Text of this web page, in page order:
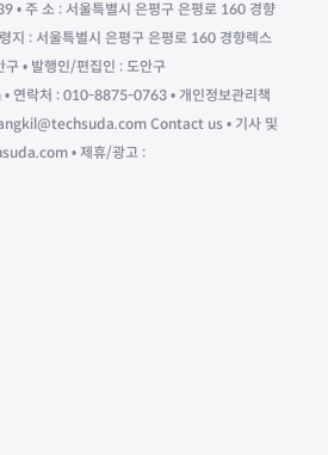
• 주 소 : 서울특별시 은평구 은평로 160 경향
지 : 서울특별시 은평구 은평로 160 경향렉스
• 발행인/편집인 : 도안구
락처 : 010-8875-0763 • 개인정보관리책
Contact us • 기사 및
• 제휴/광고 :